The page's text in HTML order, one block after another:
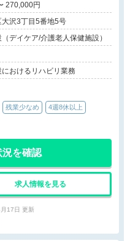
月給 250,000円 〜 270,000円
沢3丁目5番地5号
デイケア/介護老人保健施設）
おけるリハビリ業務
残業少なめ 4週8休以上
況を確認
求人情報を見る
17日 更新